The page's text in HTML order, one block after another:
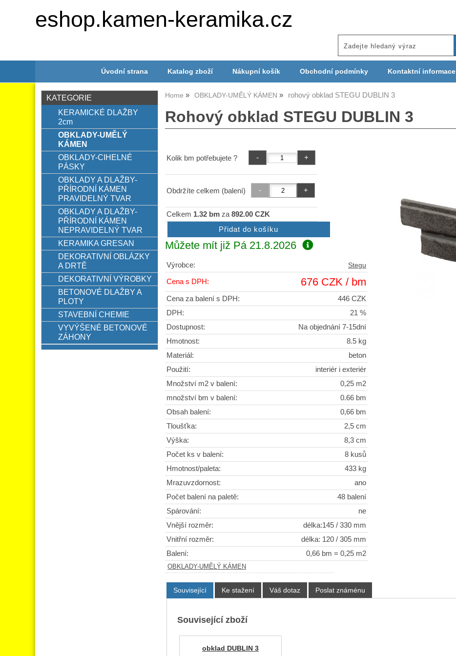
eshop.kamen-keramika.cz
Úvodní strana Katalog zboží Nákupní košík Obchodní podmínky Kontaktní informace
Home OBKLADY-UMĚLÝ KÁMEN rohový obklad STEGU DUBLIN 3
Rohový obklad STEGU DUBLIN 3
Kolik bm potřebujete ?
Obdržíte celkem (balení)
Celkem 1.32 bm za 892.00 CZK
Můžete mít již Pá 21.8.2026
Výrobce: Stegu
Cena s DPH: 676 CZK / bm
Cena za balení s DPH:
446 CZK
DPH:
21 %
Dostupnost:
Na objednání 7-15dní
Hmotnost:
8.5 kg
Materiál:
beton
Použití:
interiér i exteriér
Množství m2 v balení:
0,25 m2
množství bm v balení:
0.66 bm
Obsah balení:
0,66 bm
Tloušťka:
2,5 cm
Výška:
8,3 cm
Počet ks v balení:
8 kusů
Hmotnost/paleta:
433 kg
Mrazuvzdornost:
ano
Počet balení na paletě:
48 balení
Spárování:
ne
Vnější rozměr:
délka:145 / 330 mm
Vnitřní rozměr:
délka: 120 / 305 mm
Balení:
0,66 bm = 0,25 m2
OBKLADY-UMĚLÝ KÁMEN
Související Ke stažení Váš dotaz Poslat známénu
Související zboží
obklad DUBLIN 3
KATEGORIE
KERAMICKÉ DLAŽBY
2cm
OBKLADY-UMĚLÝ
KÁMEN
OBKLADY-CIHELNÉ
PÁSKY
OBKLADY A DLAŽBY-
PŘÍRODNÍ KÁMEN
PRAVIDELNÝ TVAR
OBKLADY A DLAŽBY-
PŘÍRODNÍ KÁMEN
NEPRAVIDELNÝ TVAR
KERAMIKA GRESAN
DEKORATIVNÍ OBLÁZKY
A DRTĚ
DEKORATIVNÍ VÝROBKY
BETONOVÉ DLAŽBY A
PLOTY
STAVEBNÍ CHEMIE
VYVÝŠENÉ BETONOVÉ
ZÁHONY